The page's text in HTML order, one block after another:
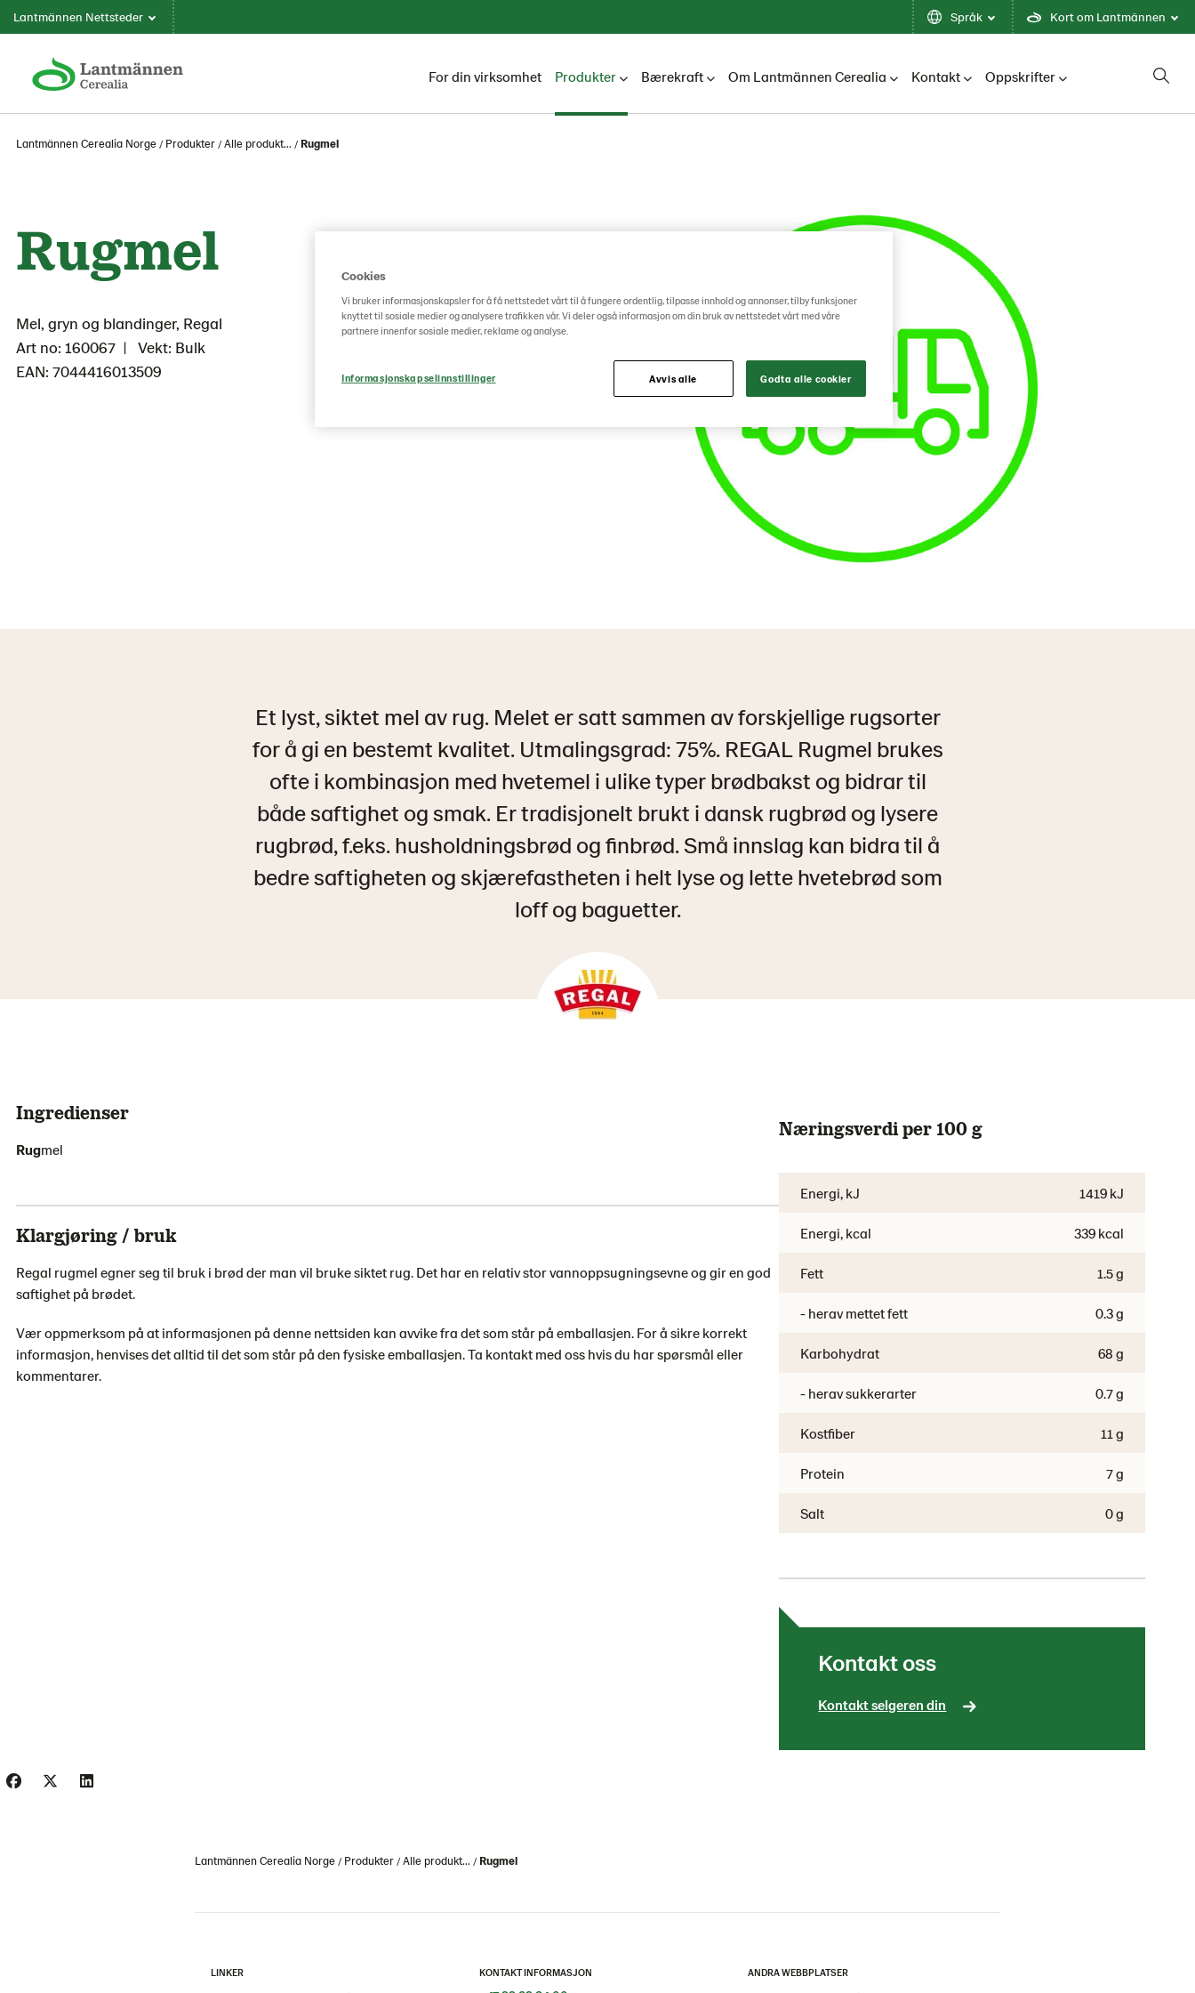
Lantmännen Nettsteder Språk Kort om Lantmännen
For din virksomhet Produkter Bærekraft Om Lantmännen Cerealia Kontakt Oppskrifter
Lantmännen Cerealia Norge Produkter Alle produkt... Rugmel
Rugmel
Mel, gryn og blandinger, Regal
Art no: 160067
Vekt: Bulk
EAN: 7044416013509
Et lyst, siktet mel av rug. Melet er satt sammen av forskjellige rugsorter
for å gi en bestemt kvalitet. Utmalingsgrad: 75%. REGAL Rugmel brukes
ofte i kombinasjon med hvetemel i ulike typer brødbakst og bidrar til
både saftighet og smak. Er tradisjonelt brukt i dansk rugbrød og lysere
rugbrød, f.eks. husholdningsbrød og finbrød. Små innslag kan bidra til å
bedre saftigheten og skjærefastheten i helt lyse og lette hvetebrød som
loff og baguetter.
Ingredienser
Rugmel
Klargjøring / bruk
Regal rugmel egner seg til bruk i brød der man vil bruke siktet rug. Det har en relativ stor vannoppsugningsevne og gir en god
saftighet på brødet.
Vær oppmerksom på at informasjonen på denne nettsiden kan avvike fra det som står på emballasjen. For å sikre korrekt
informasjon, henvises det alltid til det som står på den fysiske emballasjen. Ta kontakt med oss ​​hvis du har spørsmål eller
kommentarer.
Næringsverdi per 100 g
Energi, kJ 1419 kJ
Energi, kcal 339 kcal
Fett 1.5 g
- herav mettet fett 0.3 g
Karbohydrat 68 g
- herav sukkerarter 0.7 g
Kostfiber 11 g
Protein 7 g
Salt 0 g
Kontakt oss
Kontakt selgeren din
Lantmännen Cerealia Norge Produkter Alle produkt... Rugmel
LINKER KONTAKT INFORMASJON ANDRA WEBBPLATSER
Cookies
Vi bruker informasjonskapsler for å få nettstedet vårt til å fungere ordentlig, tilpasse innhold og annonser, tilby funksjoner
knyttet til sosiale medier og analysere trafikken vår. Vi deler også informasjon om din bruk av nettstedet vårt med våre
partnere innenfor sosiale medier, reklame og analyse.
Informasjonskapselinnstillinger Avvis alle Godta alle cookier